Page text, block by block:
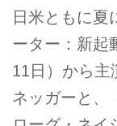
日米ともに夏
ーター：新起
11日）から主
ネッガーと、